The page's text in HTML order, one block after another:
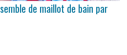
de maillot de bain par